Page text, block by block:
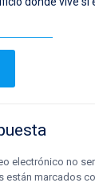
electrónico no
están marcados